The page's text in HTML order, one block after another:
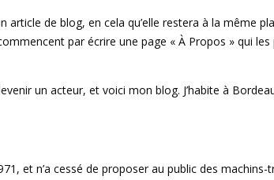
article de blog, en cela qu’elle restera à la même
par écrire une page « À Propos » qui
un acteur, et voici mon blog. J’habite à
et n’a cessé de proposer au public des